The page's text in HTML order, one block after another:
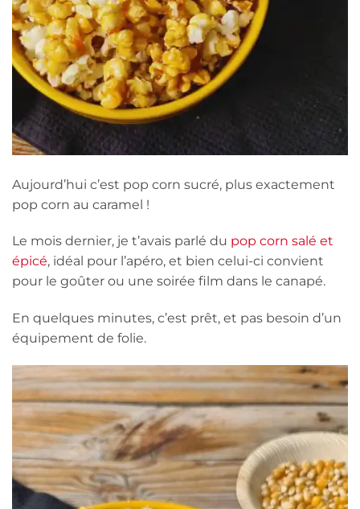
Aujourd’hui c’est pop corn sucré, plus exactement
pop corn au caramel !
Le mois dernier, je t’avais parlé du pop corn salé et
épicé, idéal pour l’apéro, et bien celui-ci convient
pour le goûter ou une soirée film dans le canapé.
En quelques minutes, c’est prêt, et pas besoin d’un
équipement de folie.